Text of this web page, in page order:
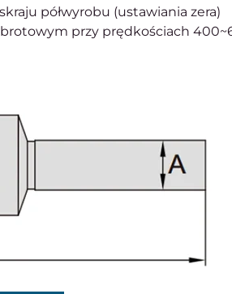
półwyrobu (ustawiania zera)
przy prędkościach